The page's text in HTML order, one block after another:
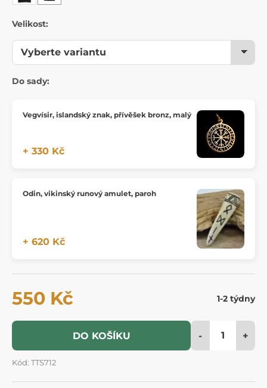
Velikost:
Do sady:
Vegvísir, islandský znak, přívěšek bronz, malý
+ 330 Kč
Odin, vikinský runový amulet, paroh
+ 620 Kč
550 Kč 1-2 týdny
DO KOŠÍKU - +
Kód: TTS712